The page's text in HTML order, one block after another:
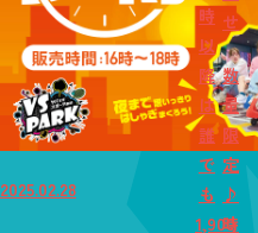
時
以
降
は
誰
で
も
1,900
せ
数
量
限
定
♪
時
2025.02.28